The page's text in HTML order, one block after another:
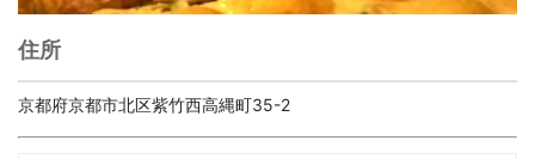
住所
京都府京都市北区紫竹西高縄町35-2